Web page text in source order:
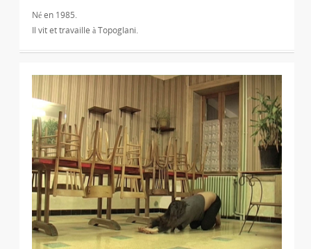
Né en 1985.
Il vit et travaille à Topoglani.